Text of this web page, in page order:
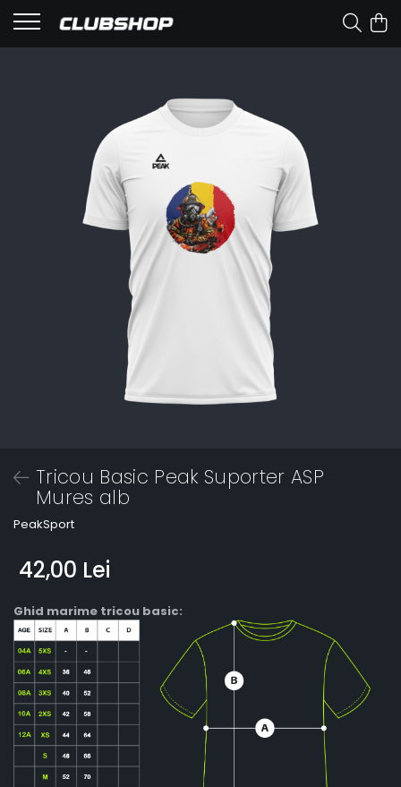
Tricou Basic Peak Suporter ASP
Mures alb
PeakSport
42,00 Lei
Ghid marime tricou basic: